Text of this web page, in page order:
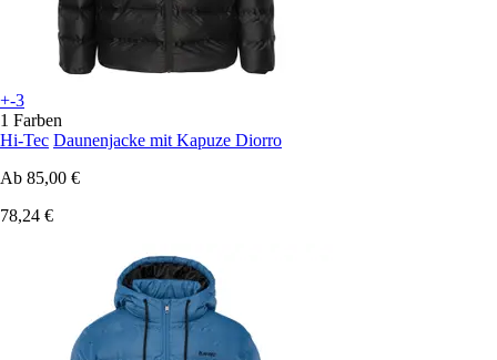
+-3
1 Farben
Hi-Tec Daunenjacke mit Kapuze Diorro
Ab 85,00 €
78,24 €